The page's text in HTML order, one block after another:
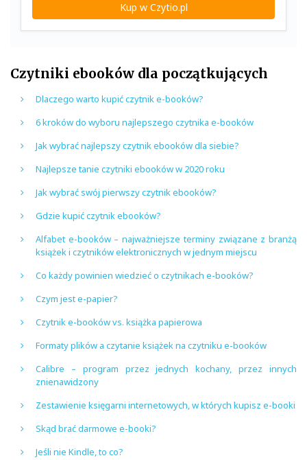
Kup w Czytio.pl
Czytniki ebooków dla początkujących
Dlaczego warto kupić czytnik e-booków?
6 kroków do wyboru najlepszego czytnika e-booków
Jak wybrać najlepszy czytnik ebooków dla siebie?
Najlepsze tanie czytniki ebooków w 2020 roku
Jak wybrać swój pierwszy czytnik ebooków?
Gdzie kupić czytnik ebooków?
Alfabet e-booków – najważniejsze terminy związane z branżą
książek i czytników elektronicznych w jednym miejscu
Co każdy powinien wiedzieć o czytnikach e-booków?
Czym jest e-papier?
Czytnik e-booków vs. książka papierowa
Formaty plików a czytanie książek na czytniku e-booków
Calibre – program przez jednych kochany, przez innych
znienawidzony
Zestawienie księgarni internetowych, w których kupisz e-booki
Skąd brać darmowe e-booki?
Jeśli nie Kindle, to co?